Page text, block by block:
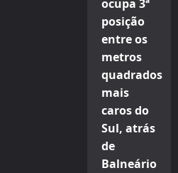
ocupa 3ª
posição
entre os
metros
quadrados
mais
caros do
Sul, atrás
de
Balneário